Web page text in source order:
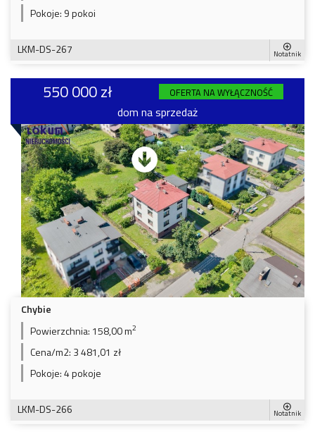
Pokoje: 9 pokoi
LKM-DS-267 Notatnik
550 000 zł OFERTA NA WYŁĄCZNOŚĆ
dom na sprzedaż
Chybie
Powierzchnia: 158,00 m2
Cena/m2: 3 481,01 zł
Pokoje:4 pokoje
LKM-DS-266 Notatnik